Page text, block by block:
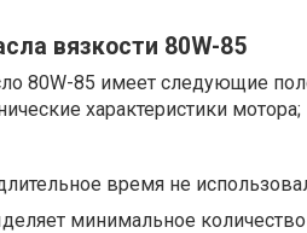
вязкости 80W-85
80W-85 имеет следующие
характеристики мотора;
время не
минимальное количество